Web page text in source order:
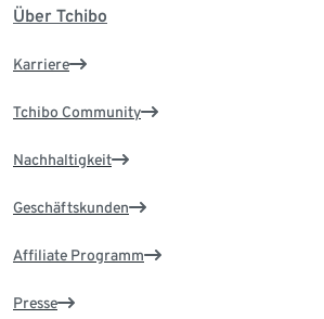
Über Tchibo
Karriere
Tchibo Community
Nachhaltigkeit
Geschäftskunden
Affiliate Programm
Presse